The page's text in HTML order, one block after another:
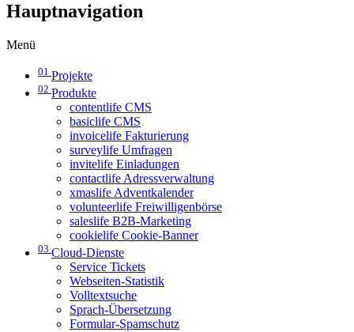
Hauptnavigation
Menü
01 Projekte
02 Produkte
contentlife CMS
basiclife CMS
invoicelife Fakturierung
surveylife Umfragen
invitelife Einladungen
contactlife Adressverwaltung
xmaslife Adventkalender
volunteerlife Freiwilligenbörse
saleslife B2B-Marketing
cookielife Cookie-Banner
03 Cloud-Dienste
Service Tickets
Webseiten-Statistik
Volltextsuche
Sprach-Übersetzung
Formular-Spamschutz